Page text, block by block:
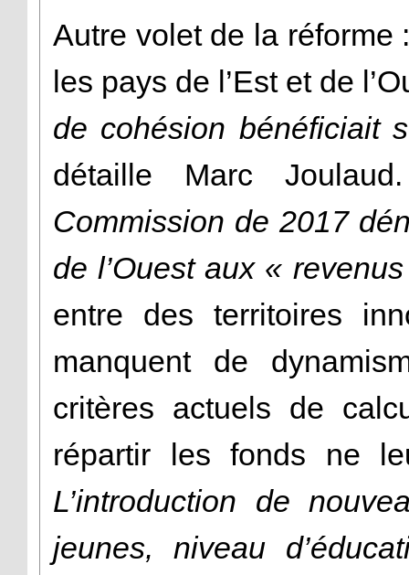
Autre volet de la réforme
les pays de l’Est et de
de cohésion bénéficiait
détaille Marc
Commission de 2017
de l’Ouest aux «
entre des territoires
manquent de
critères actuels de
répartir les fonds ne
L’introduction de
jeunes, niveau